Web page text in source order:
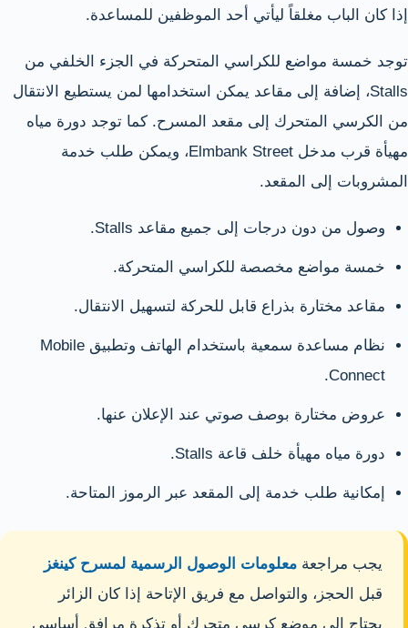
إذا كان الباب مغلقاً ليأتي أحد الموظفين للمساعدة.
توجد خمسة مواضع للكراسي المتحركة في الجزء الخلفي من
Stalls، إضافة إلى مقاعد يمكن استخدامها لمن يستطيع الانتقال
من الكرسي المتحرك إلى مقعد المسرح. كما توجد دورة مياه
مهيأة قرب مدخل Elmbank Street، ويمكن طلب خدمة
المشروبات إلى المقعد.
وصول من دون درجات إلى جميع مقاعد Stalls.
خمسة مواضع مخصصة للكراسي المتحركة.
مقاعد مختارة بذراع قابل للحركة لتسهيل الانتقال.
نظام مساعدة سمعية باستخدام الهاتف وتطبيق Mobile
Connect.
عروض مختارة بوصف صوتي عند الإعلان عنها.
دورة مياه مهيأة خلف قاعة Stalls.
إمكانية طلب خدمة إلى المقعد عبر الرموز المتاحة.
يجب مراجعة معلومات الوصول الرسمية لمسرح كينغز
قبل الحجز، والتواصل مع فريق الإتاحة إذا كان الزائر
يحتاج إلى موضع كرسي متحرك أو تذكرة مرافق أساسي